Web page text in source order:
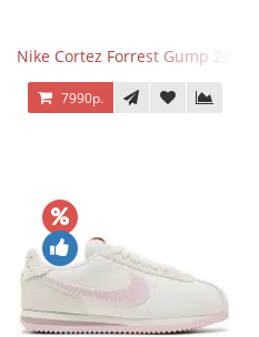
Nike Cortez Forrest Gump 2024
7990р.